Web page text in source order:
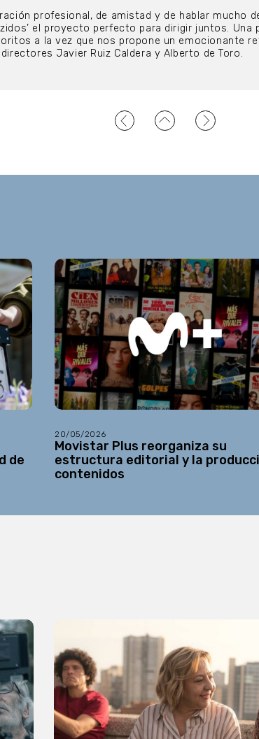
profesional, de amistad y de hablar mucho
el proyecto perfecto para dirigir juntos. Una
a la vez que nos propone un emocionante
Javier Ruiz Caldera y Alberto de Toro.
de
20/05/2026
Movistar Plus reorganiza su
estructura editorial y la
contenidos